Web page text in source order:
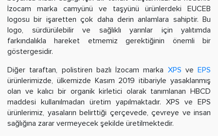
İzocam marka camyünü ve taşyünü ürünlerdeki EUCEB
logosu bir işaretten çok daha derin anlamlara sahiptir. Bu
logo, sürdürülebilir ve sağlıklı yarınlar için yalıtımda
farkındalıkla hareket etmemiz gerektiğinin önemli bir
göstergesidir.
Diğer taraftan, polistiren bazlı İzocam marka XPS ve EPS
ürünlerimizde, ülkemizde Kasım 2019 itibariyle yasaklanmış
olan ve kalıcı bir organik kirletici olarak tanımlanan HBCD
maddesi kullanılmadan üretim yapılmaktadır. XPS ve EPS
ürünlerimiz, yasaların belirttiği çerçevede, çevreye ve insan
sağlığına zarar vermeyecek şekilde üretilmektedir.